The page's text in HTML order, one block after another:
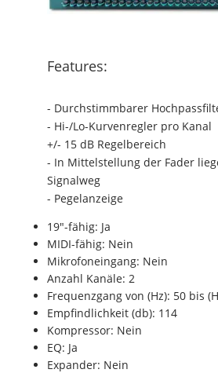
Features:
- Durchstimmbarer
- Hi-/Lo-Kurvenregler pro Kanal
+/- 15 dB Regelbereich
- In Mittelstellung der Fader
Signalweg
- Pegelanzeige
19"-fähig: Ja
MIDI-fähig: Nein
Mikrofoneingang: Nein
Anzahl Kanäle: 2
Frequenzgang von (Hz): 50 bis
Empfindlichkeit (db): 114
Kompressor: Nein
EQ: Ja
Expander: Nein